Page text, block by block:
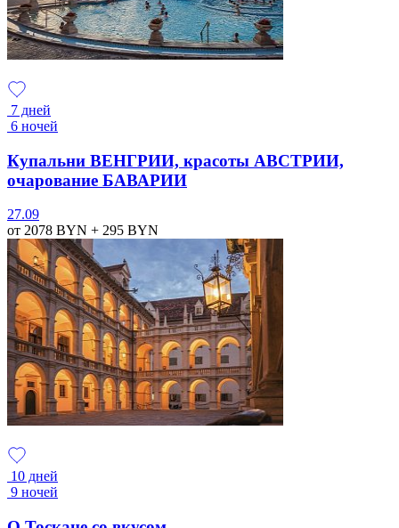
7 дней
6 ночей
Купальни ВЕНГРИИ, красоты АВСТРИИ,
очарование БАВАРИИ
27.09
от 2078 BYN + 295 BYN
10 дней
9 ночей